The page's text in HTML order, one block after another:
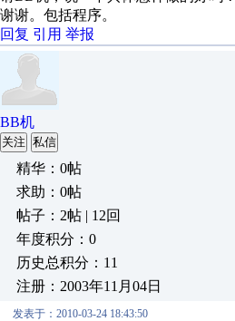
谢谢。包括程序。
回复 引用 举报
BB机
关注 私信
精华：0帖
求助：0帖
帖子：2帖 | 12回
年度积分：0
历史总积分：11
注册：2003年11月04日
发表于：2010-03-24 18:43:50